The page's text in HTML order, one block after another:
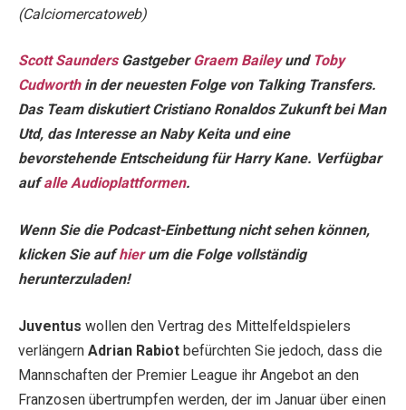
(Calciomercatoweb)
Scott SaundersGastgeberGraem Baileyund Toby
Cudworth in der neuesten Folge von Talking Transfers.
Das Team diskutiert Cristiano Ronaldos Zukunft bei Man
Utd, das Interesse an Naby Keita und eine
bevorstehende Entscheidung für Harry Kane. Verfügbar
aufalle Audioplattformen.
Wenn Sie die Podcast-Einbettung nicht sehen können,
klicken Sie aufhierum die Folge vollständig
herunterzuladen!
Juventus wollen den Vertrag des Mittelfeldspielers
verlängern Adrian Rabiot befürchten Sie jedoch, dass die
Mannschaften der Premier League ihr Angebot an den
Franzosen übertrumpfen werden, der im Januar über einen